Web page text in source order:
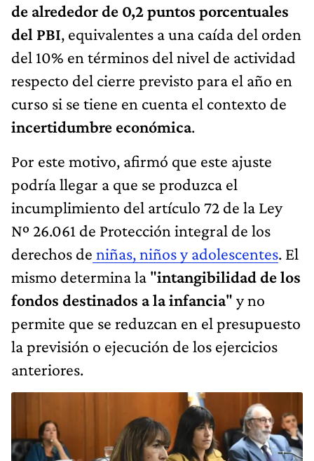
de alrededor de 0,2 puntos porcentuales
del PBI, equivalentes a una caída del orden
del 10% en términos del nivel de actividad
respecto del cierre previsto para el año en
curso si se tiene en cuenta el contexto de
incertidumbre económica.
Por este motivo, afirmó que este ajuste
podría llegar a que se produzca el
incumplimiento del artículo 72 de la Ley
Nº 26.061 de Protección integral de los
derechos de niñas, niños y adolescentes. El
mismo determina la "intangibilidad de los
fondos destinados a la infancia" y no
permite que se reduzcan en el presupuesto
la previsión o ejecución de los ejercicios
anteriores.